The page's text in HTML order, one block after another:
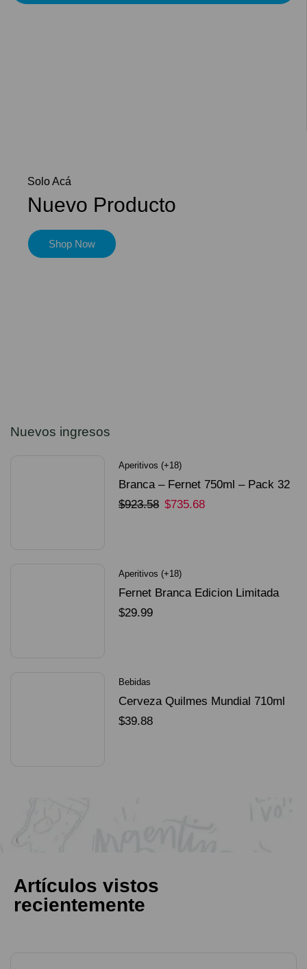
Solo Acá
Nuevo Producto
Shop Now
Nuevos ingresos
Aperitivos (+18)
Branca – Fernet 750ml – Pack 32
Unidades
$923.58 $735.68
Aperitivos (+18)
Fernet Branca Edicion Limitada
Dorado Mundial
$29.99
Bebidas
Cerveza Quilmes Mundial 710ml
packX4
$39.88
Artículos vistos
recientemente